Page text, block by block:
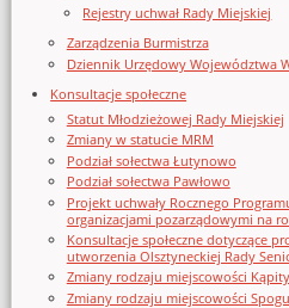
Rejestry uchwał Rady Miejskiej
Zarządzenia Burmistrza
Dziennik Urzędowy Województwa
Konsultacje społeczne
Statut Młodzieżowej Rady Miejskiej
Zmiany w statucie MRM
Podział sołectwa Łutynowo
Podział sołectwa Pawłowo
Projekt uchwały Rocznego
organizacjami pozarządowymi na
Konsultacje społeczne dotyczące
utworzenia Olsztyneckiej Rady
Zmiany rodzaju miejscowości Kąpity
Zmiany rodzaju miejscowości